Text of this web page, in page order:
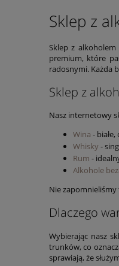
Sklep z
Sklep z
premium, które
radosnymi. Każda
Sklep z
Nasz internetowy
Wina -
Whisky -
Rum -
Alkohole
Nie
Dlaczego
Wybierając nasz
trunków, co
sprawiają, że